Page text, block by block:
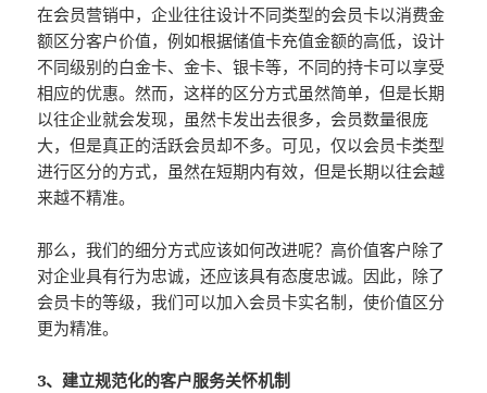
在会员营销中，企业往往设计不同类型的会员卡以消费金
额区分客户价值，例如根据储值卡充值金额的高低，设计
不同级别的白金卡、金卡、银卡等，不同的持卡可以享受
相应的优惠。然而，这样的区分方式虽然简单，但是长期
以往企业就会发现，虽然卡发出去很多，会员数量很庞
大，但是真正的活跃会员却不多。可见，仅以会员卡类型
进行区分的方式，虽然在短期内有效，但是长期以往会越
来越不精准。
那么，我们的细分方式应该如何改进呢？高价值客户除了
对企业具有行为忠诚，还应该具有态度忠诚。因此，除了
会员卡的等级，我们可以加入会员卡实名制，使价值区分
更为精准。
3、建立规范化的客户服务关怀机制